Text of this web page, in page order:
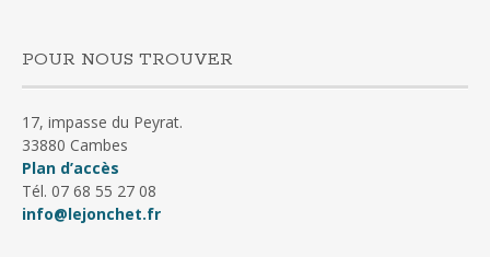
POUR NOUS TROUVER
17, impasse du Peyrat.
33880 Cambes
Plan d’accès
Tél. 07 68 55 27 08
info@lejonchet.fr